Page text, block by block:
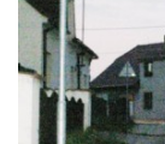
© 2026